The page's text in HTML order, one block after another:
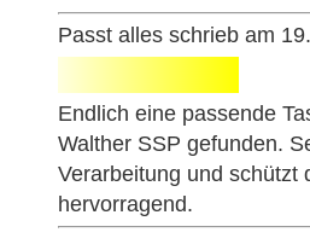
Passt alles schrieb am
Endlich eine passende
Walther SSP gefunden.
Verarbeitung und schützt
hervorragend.